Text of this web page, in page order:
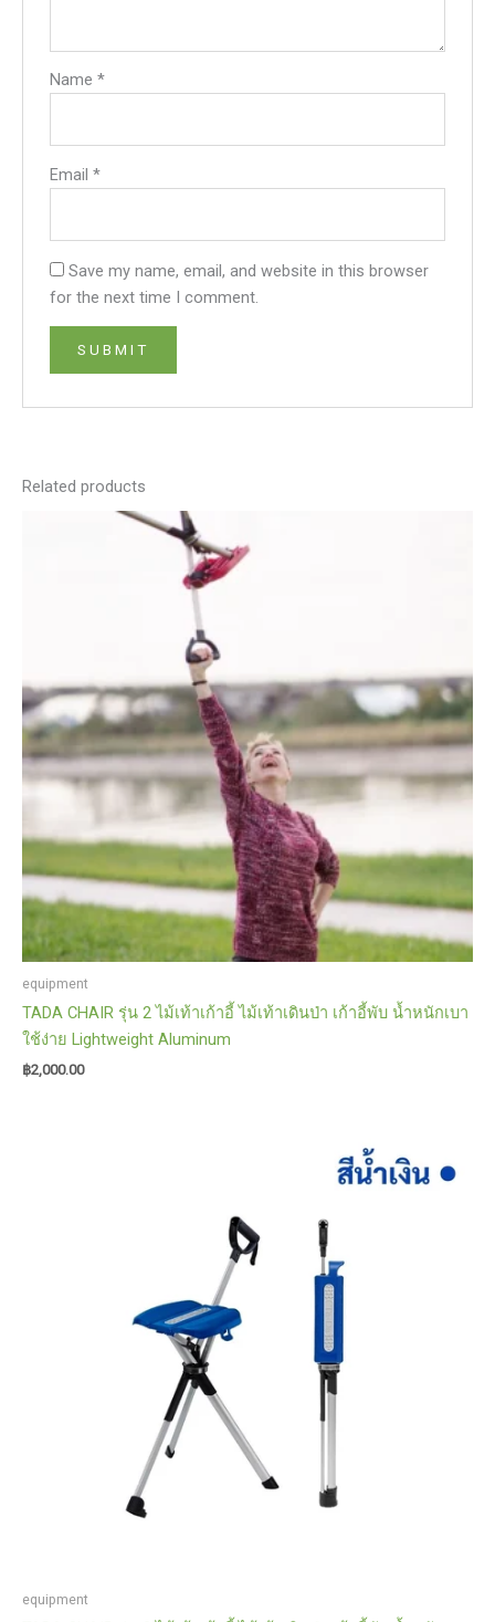
Name*
Email*
Save my name, email, and website in this browser
for the next time I comment.
Related products
equipment
TADA CHAIR รุ่น 2 ไม้เท้าเก้าอี้ ไม้เท้าเดินป่า เก้าอี้พับ น้ำหนักเบา
ใช้ง่าย Lightweight Aluminum
฿2,000.00
equipment